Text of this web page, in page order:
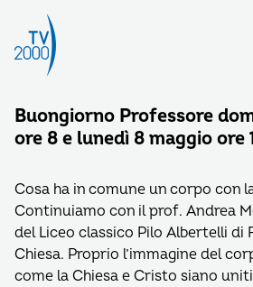
Buongiorno Professore
ore 8 e lunedì 8 maggio ore
Cosa ha in comune un corpo con
Continuiamo con il prof. Andrea
del Liceo classico Pilo Albertelli di
Chiesa. Proprio l’immagine del
come la Chiesa e Cristo siano